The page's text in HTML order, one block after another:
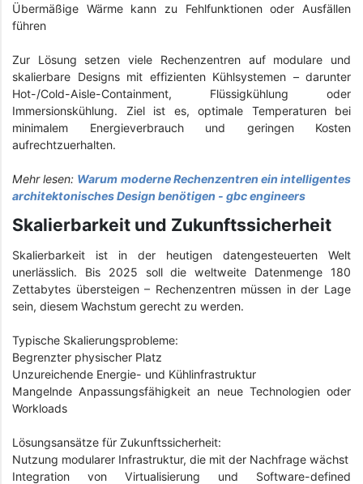
Übermäßige Wärme kann zu Fehlfunktionen oder Ausfällen
führen
Zur Lösung setzen viele Rechenzentren auf modulare und
skalierbare Designs mit effizienten Kühlsystemen – darunter
Hot-/Cold-Aisle-Containment, Flüssigkühlung oder
Immersionskühlung. Ziel ist es, optimale Temperaturen bei
minimalem Energieverbrauch und geringen Kosten
aufrechtzuerhalten.
Mehr lesen: Warum moderne Rechenzentren ein intelligentes
architektonisches Design benötigen - gbc engineers
Skalierbarkeit und Zukunftssicherheit
Skalierbarkeit ist in der heutigen datengesteuerten Welt
unerlässlich. Bis 2025 soll die weltweite Datenmenge 180
Zettabytes übersteigen – Rechenzentren müssen in der Lage
sein, diesem Wachstum gerecht zu werden.
Typische Skalierungsprobleme:
Begrenzter physischer Platz
Unzureichende Energie- und Kühlinfrastruktur
Mangelnde Anpassungsfähigkeit an neue Technologien oder
Workloads
Lösungsansätze für Zukunftssicherheit:
Nutzung modularer Infrastruktur, die mit der Nachfrage wächst
Integration von Virtualisierung und Software-defined